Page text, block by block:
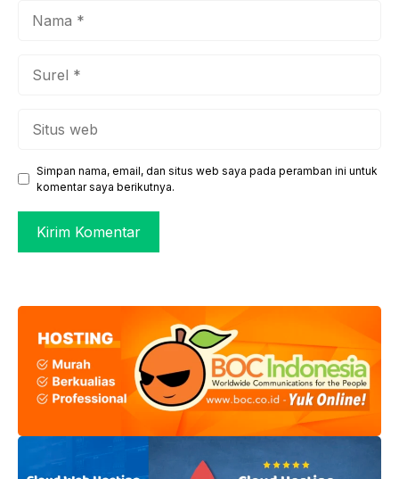
web
Simpan nama, email, dan situs web saya pada peramban ini untuk
komentar saya berikutnya.